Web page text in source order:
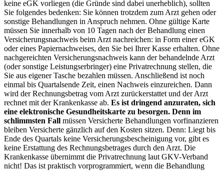
keine eGK vorliegen (die Gründe sind dabei unerheblich), sollten
Sie folgendes bedenken: Sie können trotzdem zum Arzt gehen oder
sonstige Behandlungen in Anspruch nehmen. Ohne gültige Karte
müssen Sie innerhalb von 10 Tagen nach der Behandlung einen
Versicherungsnachweis beim Arzt nachreichen: in Form einer eGK
oder eines Papiernachweises, den Sie bei Ihrer Kasse erhalten. Ohne
nachgereichten Versicherungsnachweis kann der behandelnde Arzt
(oder sonstige Leistungserbringer) eine Privat­rechnung stellen, die
Sie aus eigener Tasche bezahlen müssen. Anschließend ist noch
einmal bis Quartalsende Zeit, einen Nachweis einzureichen. Dann
wird der Rechnungsbetrag vom Arzt zurückerstattet und der Arzt
rechnet mit der Krankenkasse ab. Es ist dringend anzuraten, sich
eine elektronische Gesundheitskarte zu besorgen. Denn im
schlimmsten Fall müssen Versicherte Behandlungen vorfinanzieren
bleiben Versicherte gänzlich auf den Kosten sitzen. Denn: Liegt bis
Ende des Quartals keine Versicherungsbescheinigung vor, gibt es
keine Erstattung des Rechnungsbetrages durch den Arzt. Die
Krankenkasse übernimmt die Privatrechnung laut GKV-Verband
nicht! Das ist praktisch vorprogrammiert, wenn die Behandlung